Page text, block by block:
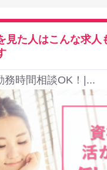
見た人はこんな求人
務時間相談OK！|...